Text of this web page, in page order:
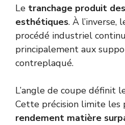
Le tranchage produit
esthétiques. À l’inverse,
procédé industriel
principalement aux
contreplaqué.
L’angle de coupe définit
Cette précision limite les
rendement matière